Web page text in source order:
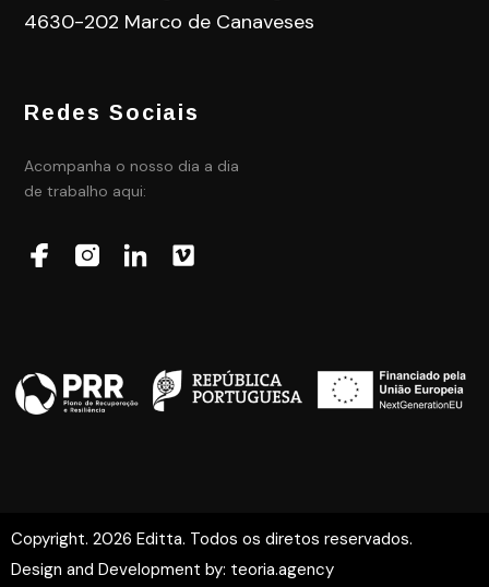
4630-202 Marco de Canaveses
Redes Sociais
Acompanha o nosso dia a dia
de trabalho aqui:
Copyright. 2026 Editta. Todos os diretos reservados.
Design and Development by: teoria.agency